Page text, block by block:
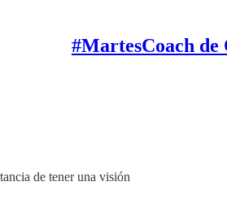
#MartesCoach de
de tener una visión